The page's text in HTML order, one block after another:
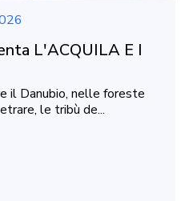
L'ACQUILA E I
il Danubio, nelle foreste
le tribù de...